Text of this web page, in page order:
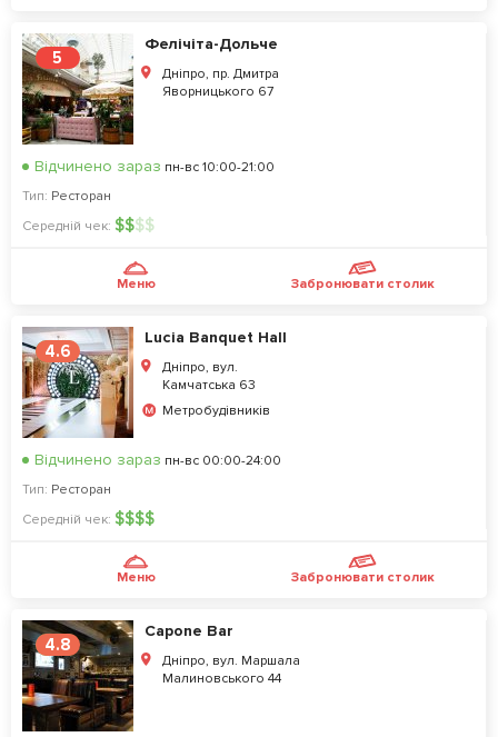
5
Фелічіта-Дольче
Дніпро, пр. Дмитра
Яворницького 67
Відчинено зараз пн-вс 10:00-21:00
Тип: Ресторан
Середній чек: $$$$
Меню Забронювати столик
4.6
Lucia Banquet Hall
Дніпро, вул.
Камчатська 63
Метробудівників
Відчинено зараз пн-вс 00:00-24:00
Тип: Ресторан
Середній чек: $$$$
Меню Забронювати столик
4.8
Capone Bar
Дніпро, вул. Маршала
Малиновського 44